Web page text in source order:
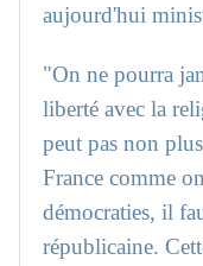
aujourd'hui
"On ne pourra
liberté avec la
peut pas non
France comme
démocraties, il
républicaine.